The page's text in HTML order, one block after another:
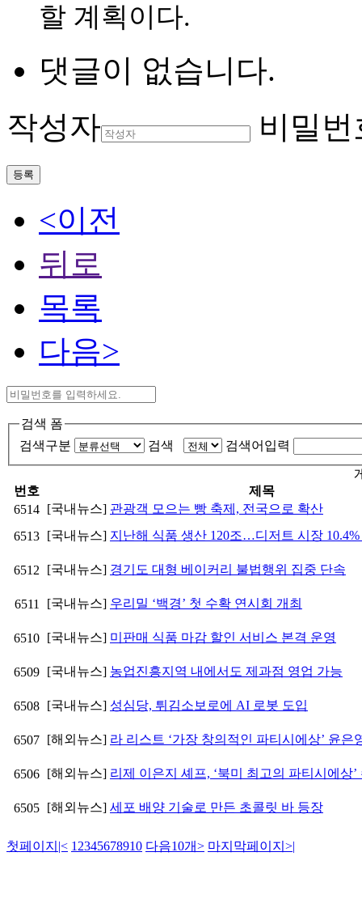
할 계획이다.
댓글이 없습니다.
작성자
비밀번
등록
<이전
뒤로
목록
다음>
검색 폼
검색구분
검색 검색어입력
번호
제목
6514 [국내뉴스] 관광객 모으는 빵 축제, 전국으로 확산
6513 [국내뉴스] 지난해 식품 생산 120조…디저트 시장
6512 [국내뉴스] 경기도 대형 베이커리 불법행위 집중 단속
6511 [국내뉴스] 우리밀 ‘백경’ 첫 수확 연시회 개최
6510 [국내뉴스] 미판매 식품 마감 할인 서비스 본격 운영
6509 [국내뉴스] 농업진흥지역 내에서도 제과점 영업 가능
6508 [국내뉴스] 성심당, 튀김소보로에 AI 로봇 도입
6507 [해외뉴스] 라 리스트 ‘가장 창의적인 파티시에상’ 윤은
6506 [해외뉴스] 리제 이은지 셰프, ‘북미 최고의 파티시에상’
6505 [해외뉴스] 세포 배양 기술로 만든 초콜릿 바 등장
첫페이지 |< 1 2345678910 다음10개> 마지막페이지 >|